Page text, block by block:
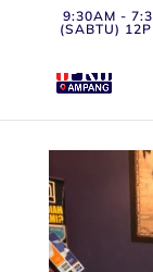
9:30AM -
(SABTU)